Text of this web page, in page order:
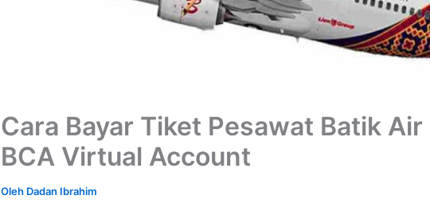
Cara Bayar Tiket Pesawat Batik Air
BCA Virtual Account
Oleh Dadan Ibrahim